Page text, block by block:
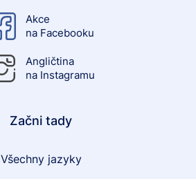
Akce
na Facebooku
Angličtina
na Instagramu
Začni tady
Všechny jazyky